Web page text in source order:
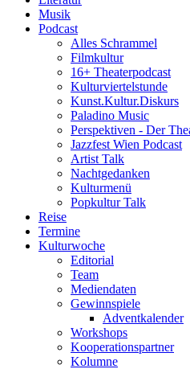
Musik
Podcast
Alles Schrammel
Filmkultur
16+ Theaterpodcast
Kulturviertelstunde
Kunst.Kultur.Diskurs
Paladino Music
Perspektiven - Der
Jazzfest Wien Podcast
Artist Talk
Nachtgedanken
Kulturmenü
Popkultur Talk
Reise
Termine
Kulturwoche
Editorial
Team
Mediendaten
Gewinnspiele
Adventkalender
Workshops
Kooperationspartner
Kolumne